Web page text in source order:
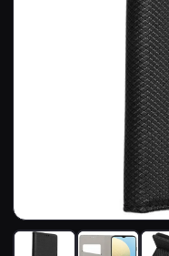
Чехол-книжка